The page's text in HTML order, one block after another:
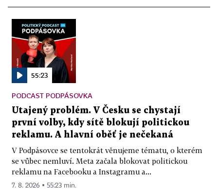
55:23
PODCAST PODPÁSOVKA
Utajený problém. V Česku se chystají
první volby, kdy sítě blokují politickou
reklamu. A hlavní oběť je nečekaná
V Podpásovce se tentokrát věnujeme tématu, o kterém
se vůbec nemluví. Meta začala blokovat politickou
reklamu na Facebooku a Instagramu a...
7. 8. 2026 ▪ 55:23 min.